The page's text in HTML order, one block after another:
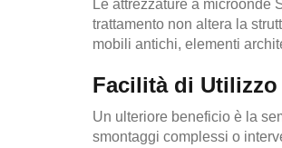
Le attrezzature a microonde
trattamento non altera la
mobili antichi, elementi
Facilità di Utilizzo
Un ulteriore beneficio è la
smontaggi complessi o